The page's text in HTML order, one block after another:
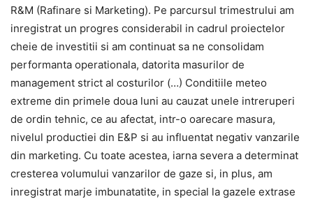
R&M (Rafinare si Marketing). Pe parcursul trimestrului am
inregistrat un progres considerabil in cadrul proiectelor
cheie de investitii si am continuat sa ne consolidam
performanta operationala, datorita masurilor de
management strict al costurilor (…) Conditiile meteo
extreme din primele doua luni au cauzat unele intreruperi
de ordin tehnic, ce au afectat, intr-o oarecare masura,
nivelul productiei din E&P si au influentat negativ vanzarile
din marketing. Cu toate acestea, iarna severa a determinat
cresterea volumului vanzarilor de gaze si, in plus, am
inregistrat marje imbunatatite, in special la gazele extrase